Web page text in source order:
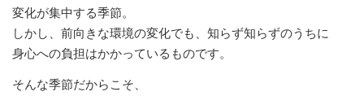
変化が集中する季節。
しかし、前向きな環境の変化でも、知らず知らずのうちに
身心への負担はかかっているものです。
そんな季節だからこそ、